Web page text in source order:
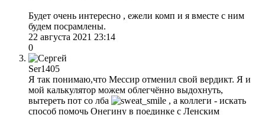
Будет очень интересно , ежели комп и я вместе с ним
будем посрамлены.
22 августа 2021 23:14
0
Ser1405
Я так понимаю,что Мессир отменил свой вердикт. Я и
мой калькулятор можем облегчённо выдохнуть,
вытереть пот со лба
, а коллеги - искать
способ помочь Онегину в поединке с Ленским